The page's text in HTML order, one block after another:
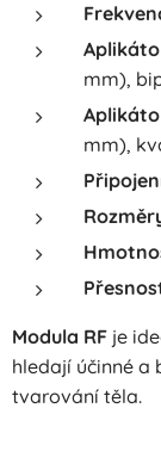
mm),
mm),
Modula RF je
hledají účinné a
tvarování těla.